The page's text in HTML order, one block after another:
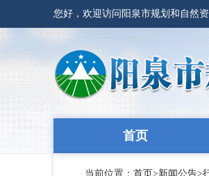
您好，欢迎访问阳泉市规划和自
首页
当前位置： 首页>新闻公告>